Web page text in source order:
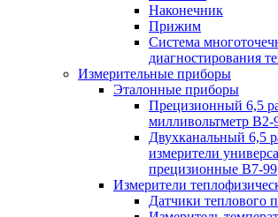
Наконечник
Прижим
Система
диагностирования
Измерительные приборы
Эталонные приборы
Прецизионный 6,5
милливольтметр В2-
Двухканальный 6,5
измерители
прецизионные В7-99
Измерители
Датчики теплового